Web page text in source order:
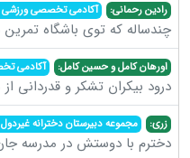
رادین رحمانی: آکادمی تخصصی ورزشی
چندساله که توی باشگاه
اورهان کامل و حسین کامل: آکادمی
درود بیکران تشکر و قدردانی
زری: مجموعه دبیرستان دخترانه غیردول
دخترم با دوستش در مدرسه